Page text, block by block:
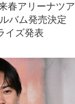
春アリーナツア
バム発売決定
イズ発表